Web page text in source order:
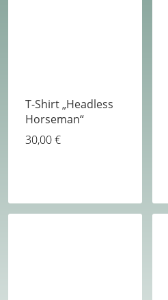
T-Shirt „Headless
Horseman“
30,00€